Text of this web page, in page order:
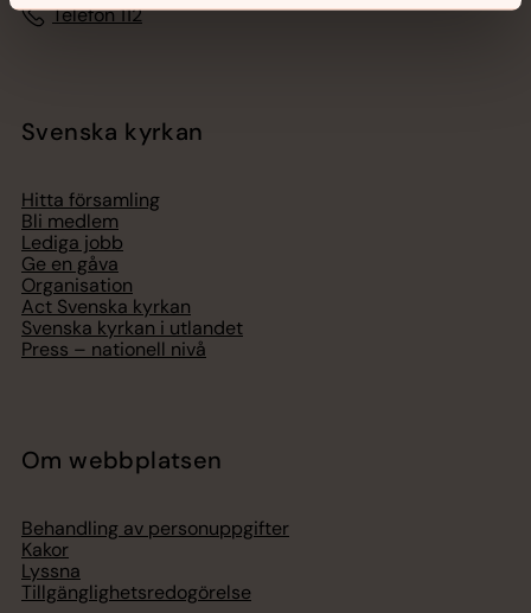
Telefon 112
Svenska kyrkan
Hitta församling
Bli medlem
Lediga jobb
Ge en gåva
Organisation
Act Svenska kyrkan
Svenska kyrkan i utlandet
Press – nationell nivå
Om webbplatsen
Behandling av personuppgifter
Kakor
Lyssna
Tillgänglighetsredogörelse